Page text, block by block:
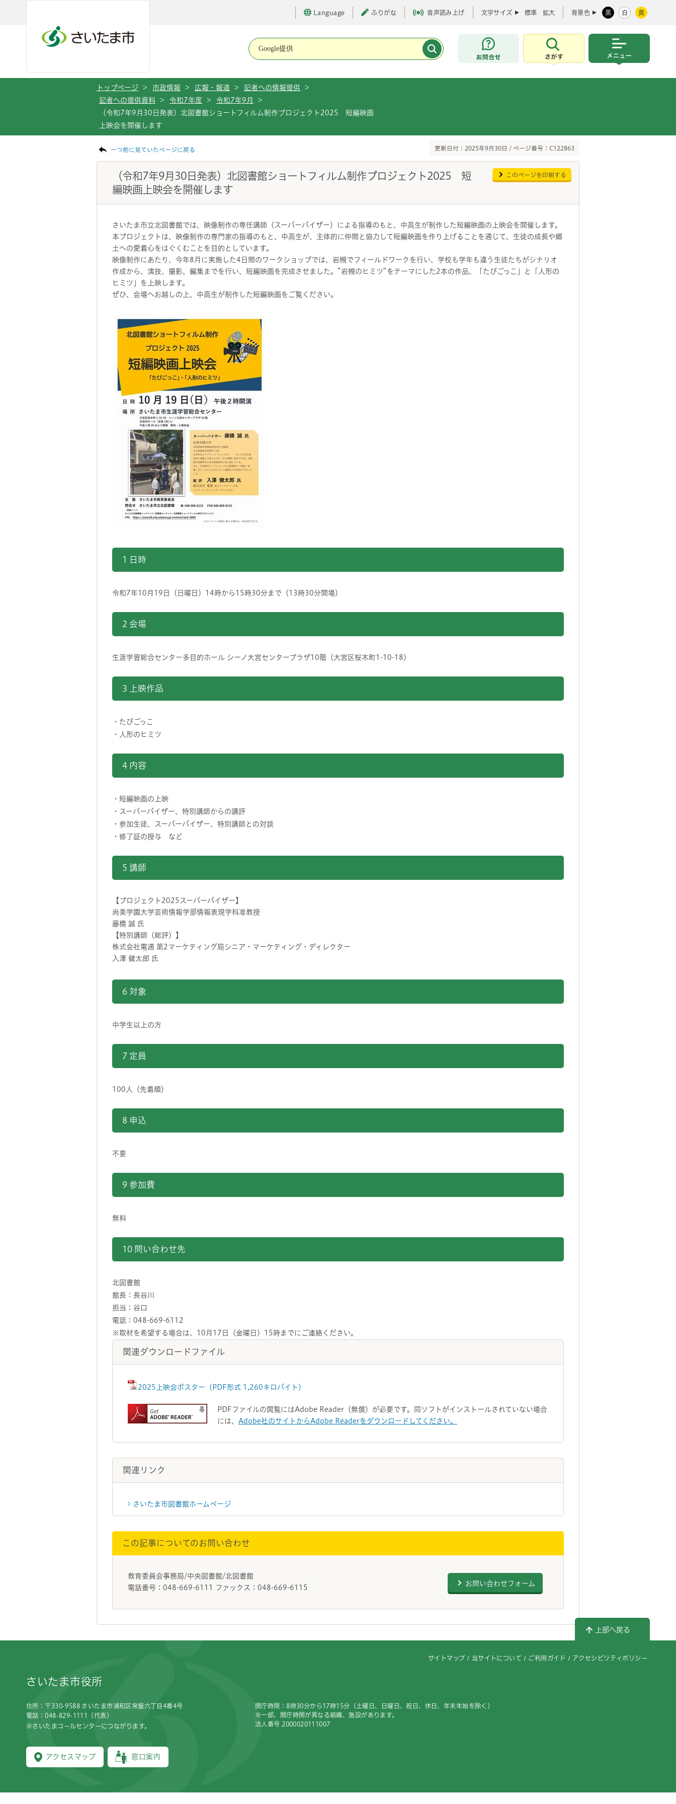
Language ふりがな 音声読み上げ 文字サイズ 標準 拡大 背景色 黒 白 黄
お問合せ
さがす
トップページ > 市政情報 > 広報・報道 > 記者への情報提供
>
記者への提供資料
> 令和7年度 > 令和7年9月
>
（令和7年9月30日発表）北図書館ショートフィルム制作プロジェクト2025 短編映画
上映会を開催します
一つ前に見ていたページに戻る 更新日付：2025年9月30日 / ページ番号：C122863
（令和7年9月30日発表）北図書館ショートフィルム制作プロジェクト2025 短
編映画上映会を開催します
このページを印刷する
さいたま市立北図書館では、映像制作の専任講師（スーパーバイザー）による指導のもと、中高生が制作した短編映画の上映会を開催します。
本プロジェクトは、映像制作の専門家の指導のもと、中高生が、主体的に仲間と協力して短編映画を作り上げることを通じて、生徒の成長や郷
土への愛着心をはぐくむことを目的としています。
映像制作にあたり、今年8月に実施した4日間のワークショップでは、岩槻でフィールドワークを行い、学校も学年も違う生徒たちがシナリオ
作成から、演技、撮影、編集までを行い、短編映画を完成させました。”岩槻のヒミツ”をテーマにした2本の作品、「たびごっこ」と「人形の
ヒミツ」を上映します。
ぜひ、会場へお越しの上、中高生が制作した短編映画をご覧ください。
1 日時
令和7年10月19日（日曜日）14時から15時30分まで（13時30分開場）
2 会場
生涯学習総合センター多目的ホール シーノ大宮センタープラザ10階（大宮区桜木町1-10-18）
3 上映作品
・たびごっこ
・人形のヒミツ
4 内容
・短編映画の上映
・スーパーバイザー、特別講師からの講評
・参加生徒、スーパーバイザー、特別講師との対談
・修了証の授与 など
5 講師
【プロジェクト2025スーパーバイザー】
尚美学園大学芸術情報学部情報表現学科准教授
藤橋 誠 氏
【特別講師（総評）】
株式会社電通 第2マーケティング局シニア・マーケティング・ディレクター
入澤 健太郎 氏
6 対象
中学生以上の方
7 定員
100人（先着順）
8 申込
不要
9 参加費
無料
10 問い合わせ先
北図書館
館長：長谷川
担当：谷口
電話：048-669-6112
※取材を希望する場合は、10月17日（金曜日）15時までにご連絡ください。
関連ダウンロードファイル
2025上映会ポスター（PDF形式 1,260キロバイト）
PDFファイルの閲覧にはAdobe Reader（無償）が必要です。同ソフトがインストールされていない場合
には、 Adobe社のサイトからAdobe Readerをダウンロードしてください。
関連リンク
さいたま市図書館ホームページ
この記事についてのお問い合わせ
教育委員会事務局/中央図書館/北図書館
電話番号：048-669-6111 ファックス：048-669-6115
お問い合わせフォーム
上部へ戻る
サイトマップ 当サイトについて ご利用ガイド アクセシビリティポリシー
さいたま市役所
住所：〒330-9588 さいたま市浦和区常盤六丁目4番4号
電話：048-829-1111（代表）
※さいたまコールセンターにつながります。
アクセスマップ 窓口案内
開庁時間：8時30分から17時15分（土曜日、日曜日、祝日、休日、年末年始を除く）
※一部、開庁時間が異なる組織、施設があります。
法人番号 2000020111007